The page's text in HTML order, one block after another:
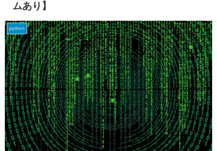
ムあり】
python